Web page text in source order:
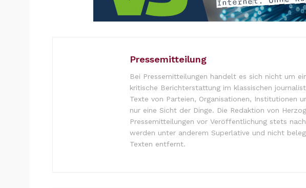
Pressemitteilung
Bei Pressemitteilungen handelt es sich nicht um
kritische Berichterstattung im klassischen
Texte von Parteien, Organisationen, Institutionen
nur eine Sicht der Dinge. Die Redaktion von
Pressemitteilungen vor Veröffentlichung stets
werden unter anderem Superlative und nicht
Texten entfernt.